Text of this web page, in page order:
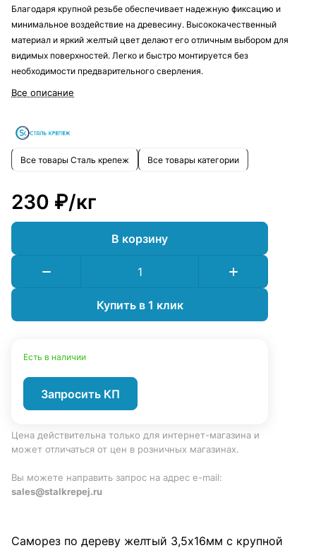
Благодаря крупной резьбе обеспечивает надежную фиксацию и
минимальное воздействие на древесину. Высококачественный
материал и яркий желтый цвет делают его отличным выбором для
видимых поверхностей. Легко и быстро монтируется без
необходимости предварительного сверления.
Все описание
Все товары Сталь крепеж Все товары категории
230 ₽/кг
В корзину
Купить в 1 клик
Есть в наличии
Запросить КП
Цена действительна только для интернет-магазина и
может отличаться от цен в розничных магазинах.
Вы можете направить запрос на адрес e-mail:
sales@stalkrepej.ru
Саморез по дереву желтый 3,5х16мм с крупной